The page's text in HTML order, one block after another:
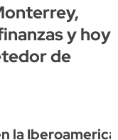
y hoy
de
la